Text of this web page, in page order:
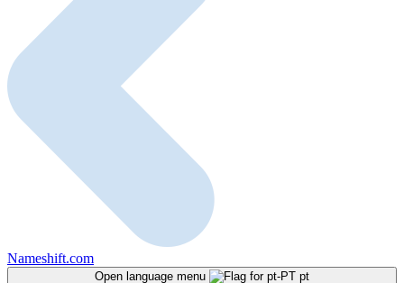
Nameshift.com
Open language menu pt